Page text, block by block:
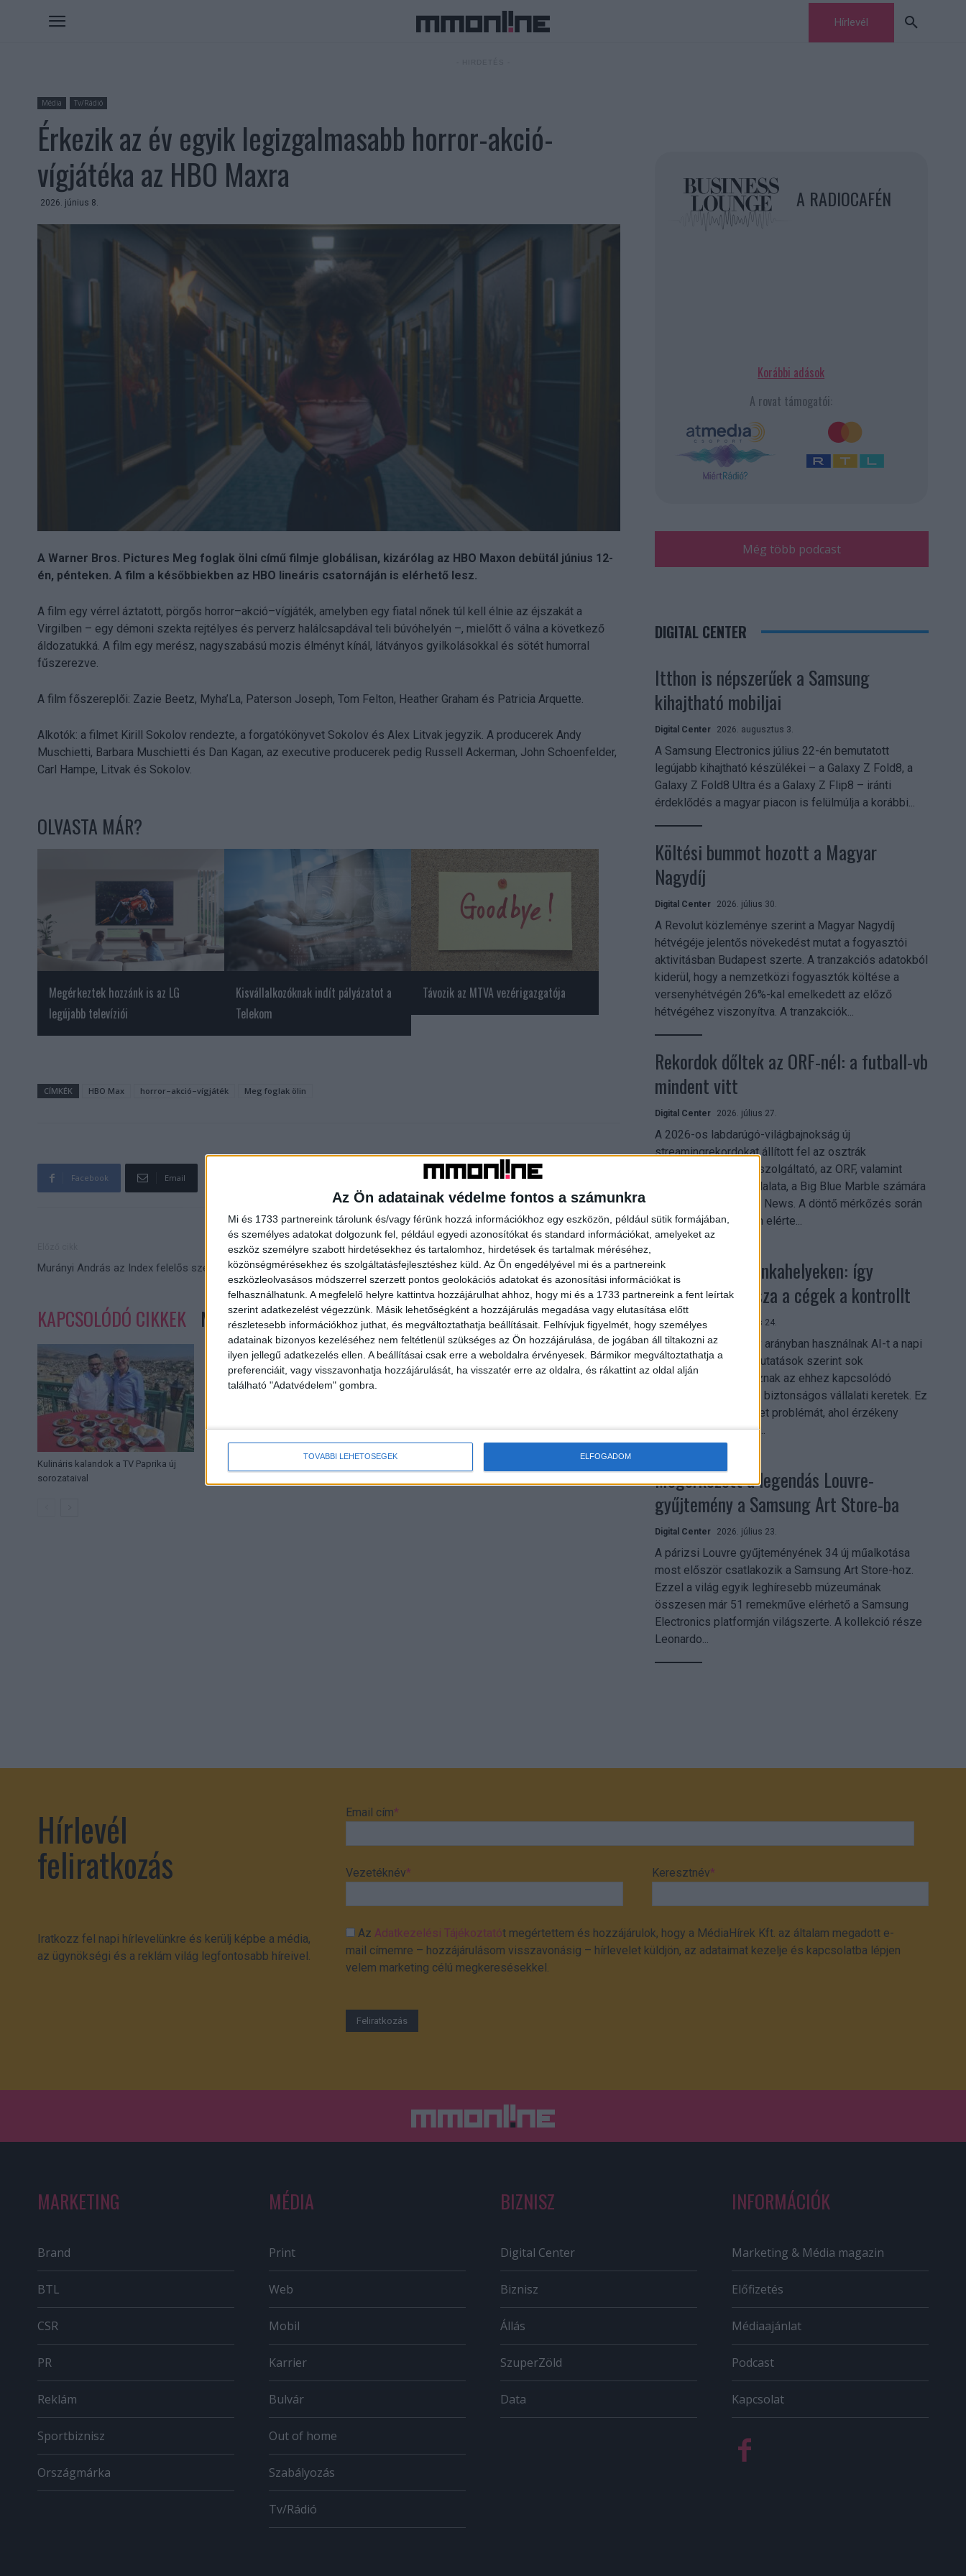
Az Ön adatainak védelme fontos a számunkra
Mi és 1733 partnereink tárolunk és/vagy férünk hozzá információkhoz egy eszközön, például sütik formájában,
és személyes adatokat dolgozunk fel, például egyedi azonosítókat és standard információkat, amelyeket az
eszköz személyre szabott hirdetésekhez és tartalomhoz, hirdetések és tartalmak méréséhez,
közönségmérésekhez és szolgáltatásfejlesztéshez küld. Az Ön engedélyével mi és a partnereink
eszközleolvasásos módszerrel szerzett pontos geolokációs adatokat és azonosítási információkat is
felhasználhatunk. A megfelelő helyre kattintva hozzájárulhat ahhoz, hogy mi és a 1733 partnereink a fent leírtak
szerint adatkezelést végezzünk. Másik lehetőségként a hozzájárulás megadása vagy elutasítása előtt
részletesebb információkhoz juthat, és megváltoztathatja beállításait. Felhívjuk figyelmét, hogy személyes
adatainak bizonyos kezeléséhez nem feltétlenül szükséges az Ön hozzájárulása, de jogában áll tiltakozni az
ilyen jellegű adatkezelés ellen. A beállításai csak erre a weboldalra érvényesek. Bármikor megváltoztathatja a
preferenciáit, vagy visszavonhatja hozzájárulását, ha visszatér erre az oldalra, és rákattint az oldal alján
található "Adatvédelem" gombra.
TOVÁBBI LEHETŐSÉGEK ELFOGADOM
Hírlevél
Média Tv/Rádió
Érkezik az év egyik legizgalmasabb horror-akció-
vígjátéka az HBO Maxra
2026. június 8.
A Warner Bros. Pictures Meg foglak ölni című filmje globálisan, kizárólag az HBO Maxon debütál június 12-
én, pénteken. A film a későbbiekben az HBO lineáris csatornáján is elérhető lesz.
A film egy vérrel áztatott, pörgős horror–akció–vígjáték, amelyben egy fiatal nőnek túl kell élnie az éjszakát a
Virgilben – egy démoni szekta rejtélyes és perverz halálcsapdával teli búvóhelyén –, mielőtt ő válna a következő
áldozatukká. A film egy merész, nagyszabású mozis élményt kínál, látványos gyilkolásokkal és sötét humorral
fűszerezve.
A film főszereplői: Zazie Beetz, Myha’La, Paterson Joseph, Tom Felton, Heather Graham és Patricia Arquette.
Alkotók: a filmet Kirill Sokolov rendezte, a forgatókönyvet Sokolov és Alex Litvak jegyzik. A producerek Andy
Muschietti, Barbara Muschietti és Dan Kagan, az executive producerek pedig Russell Ackerman, John Schoenfelder,
Carl Hampe, Litvak és Sokolov.
OLVASTA MÁR?
Megérkeztek hozzánk is az LG
legújabb televíziói
Kisvállalkozóknak indít pályázatot a
Telekom
Távozik az MTVA vezérigazgatója
CÍMKÉK HBO Max horror–akció–vígjáték Meg foglak ölin
Facebook Email
Murányi András az Index felelős szerkesztője
Következő cikk
Tetőtéri ablak – megbízható szigetelés nyáron is (x)
KAPCSOLÓDÓ CIKKEK MORE FROM AUTHOR
Kulináris kalandok a TV Paprika új
sorozataival
A RADIOCAFÉN
Korábbi adások
A rovat támogatói:
Még több podcast
DIGITAL CENTER
Itthon is népszerűek a Samsung
kihajtható mobiljai
Digital Center 2026. augusztus 3.
A Samsung Electronics július 22-én bemutatott
legújabb kihajtható készülékei – a Galaxy Z Fold8, a
Galaxy Z Fold8 Ultra és a Galaxy Z Flip8 – iránti
érdeklődés a magyar piacon is felülmúlja a korábbi...
Költési bummot hozott a Magyar
Nagydíj
Digital Center 2026. július 30.
A Revolut közleménye szerint a Magyar Nagydíj
hétvégéje jelentős növekedést mutat a fogyasztói
aktivitásban Budapest szerte. A tranzakciós adatokból
kiderül, hogy a nemzetközi fogyasztók költése a
versenyhétvégén 26%-kal emelkedett az előző
hétvégéhez viszonyítva. A tranzakciók...
Rekordok dőltek az ORF-nél: a futball-vb
mindent vitt
Digital Center 2026. július 27.
A 2026-os labdarúgó-világbajnokság új
streamingrekordokat állított fel az osztrák
közszolgálati műsorszolgáltató, az ORF, valamint
technológiai leányvállalata, a Big Blue Marble számára
– írja a Broadband TV News. A döntő mérkőzés során
az átlagos nézőszám elérte...
Shadow AI a munkahelyeken: így
szerezhetik vissza a cégek a kontrollt
Digital Center 2026. július 24.
A munkavállalók nagy arányban használnak AI-t a napi
munkában, ám friss kutatások szerint sok
szervezetnél hiányoznak az ehhez kapcsolódó
világos irányelvek és biztonságos vállalati keretek. Ez
különösen ott jelenthet problémát, ahol érzékeny
üzleti információkkal...
Megérkezett a legendás Louvre-
gyűjtemény a Samsung Art Store-ba
Digital Center 2026. július 23.
A párizsi Louvre gyűjteményének 34 új műalkotása
most először csatlakozik a Samsung Art Store-hoz.
Ezzel a világ egyik leghíresebb múzeumának
összesen már 51 remekműve elérhető a Samsung
Electronics platformján világszerte. A kollekció része
Leonardo...
Hírlevél
feliratkozás
Iratkozz fel napi hírlevelünkre és kerülj képbe a média,
az ügynökségi és a reklám világ legfontosabb híreivel.
Email cím*
Vezetéknév* Keresztnév*
AzAdatkezelési Tájékoztatót megértettem és hozzájárulok, hogy a MédiaHírek Kft. az általam megadott e-
mail címemre – hozzájárulásom visszavonásig – hírlevelet küldjön, az adataimat kezelje és kapcsolatba lépjen
velem marketing célú megkeresésekkel.
MARKETING
Brand
BTL
CSR
PR
Reklám
Sportbiznisz
Országmárka
MÉDIA
Print
Web
Mobil
Karrier
Bulvár
Out of home
Szabályozás
Tv/Rádió
BIZNISZ
Digital Center
Biznisz
Állás
SzuperZöld
Data
INFORMÁCIÓK
Marketing & Média magazin
Előfizetés
Médiaajánlat
Podcast
Kapcsolat